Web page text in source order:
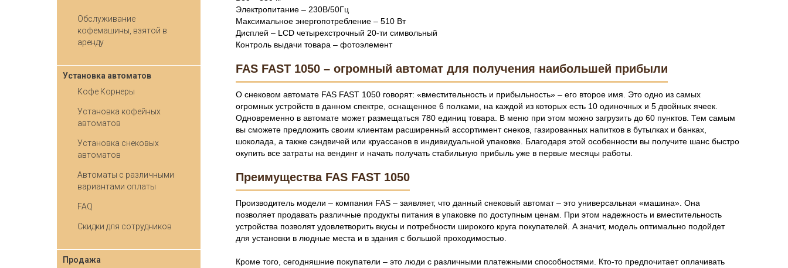
Электропитание – 230В/50Гц
Максимальное энергопотребление – 510 Вт
Дисплей – LCD четырехстрочный 20-ти символьный
Контроль выдачи товара – фотоэлемент
FAS FAST 1050 – огромный автомат для получения наибольшей прибыли
О снековом автомате FAS FAST 1050 говорят: «вместительность и прибыльность» – его второе имя. Это одно из самых
огромных устройств в данном спектре, оснащенное 6 полками, на каждой из которых есть 10 одиночных и 5 двойных ячеек.
Одновременно в автомате может размещаться 780 единиц товара. В меню при этом можно загрузить до 60 пунктов. Тем самым
вы сможете предложить своим клиентам расширенный ассортимент снеков, газированных напитков в бутылках и банках,
шоколада, а также сэндвичей или круассанов в индивидуальной упаковке. Благодаря этой особенности вы получите шанс быстро
окупить все затраты на вендинг и начать получать стабильную прибыль уже в первые месяцы работы.
Преимущества FAS FAST 1050
Производитель модели – компания FAS – заявляет, что данный снековый автомат – это универсальная «машина». Она
позволяет продавать различные продукты питания в упаковке по доступным ценам. При этом надежность и вместительность
устройства позволят удовлетворить вкусы и потребности широкого круга покупателей. А значит, модель оптимально подойдет
для установки в людные места и в здания с большой проходимостью.
Кроме того, сегодняшние покупатели – это люди с различными платежными способностями. Кто-то предпочитает оплачивать
Обслуживание
кофемашины, взятой в
аренду
Установка автоматов
Кофе Корнеры
Установка кофейных
автоматов
Установка снековых
автоматов
Автоматы с различными
вариантами оплаты
FAQ
Скидки для сотрудников
Продажа